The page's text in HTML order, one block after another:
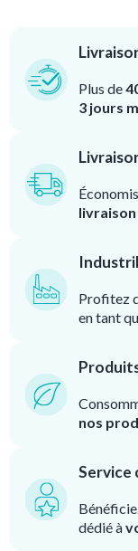
Plus de
3 jours
Profitez
en tant
nos
Service
dédié à